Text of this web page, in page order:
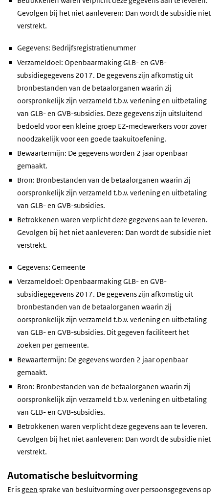
Gevolgen bij het niet aanleveren: Dan wordt de subsidie niet
verstrekt.
Gegevens: Bedrijfsregistratienummer
Verzameldoel: Openbaarmaking GLB- en GVB-
subsidiegegevens 2017. De gegevens zijn afkomstig uit
bronbestanden van de betaalorganen waarin zij
oorspronkelijk zijn verzameld t.b.v. verlening en uitbetaling
van GLB- en GVB-subsidies. Deze gegevens zijn uitsluitend
bedoeld voor een kleine groep EZ-medewerkers voor zover
noodzakelijk voor een goede taakuitoefening.
Bewaartermijn: De gegevens worden 2 jaar openbaar
gemaakt.
Bron: Bronbestanden van de betaalorganen waarin zij
oorspronkelijk zijn verzameld t.b.v. verlening en uitbetaling
van GLB- en GVB-subsidies.
Betrokkenen waren verplicht deze gegevens aan te leveren.
Gevolgen bij het niet aanleveren: Dan wordt de subsidie niet
verstrekt.
Gegevens: Gemeente
Verzameldoel: Openbaarmaking GLB- en GVB-
subsidiegegevens 2017. De gegevens zijn afkomstig uit
bronbestanden van de betaalorganen waarin zij
oorspronkelijk zijn verzameld t.b.v. verlening en uitbetaling
van GLB- en GVB-subsidies. Dit gegeven faciliteert het
zoeken per gemeente.
Bewaartermijn: De gegevens worden 2 jaar openbaar
gemaakt.
Bron: Bronbestanden van de betaalorganen waarin zij
oorspronkelijk zijn verzameld t.b.v. verlening en uitbetaling
van GLB- en GVB-subsidies.
Betrokkenen waren verplicht deze gegevens aan te leveren.
Gevolgen bij het niet aanleveren: Dan wordt de subsidie niet
verstrekt.
Automatische besluitvorming
Er isgeen sprake van besluitvorming over persoonsgegevens op